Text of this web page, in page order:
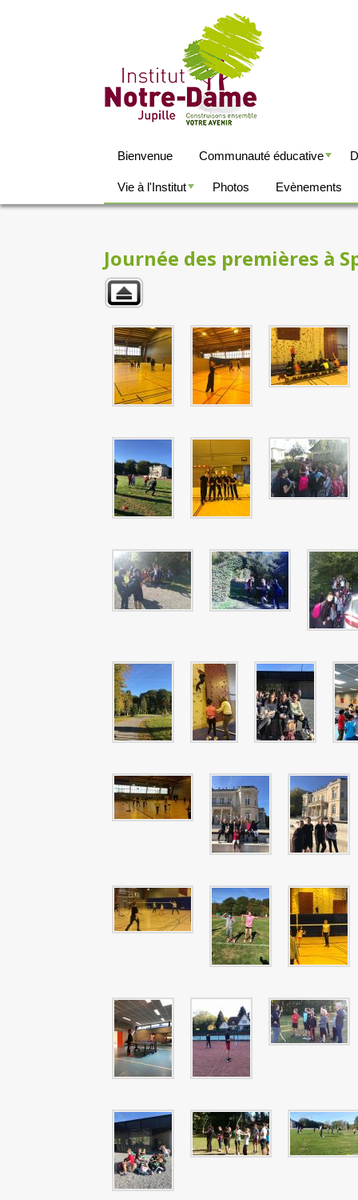
Bienvenue Communauté éducative
Vie à l'Institut Photos Evènements
Journée des premières à